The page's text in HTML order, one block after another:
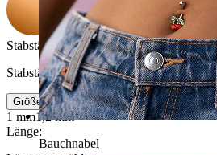
Bauchnabel
Stabstärke:
Stabstärke auswählen
Größeninfo
1 mm1,2 mm
Länge: